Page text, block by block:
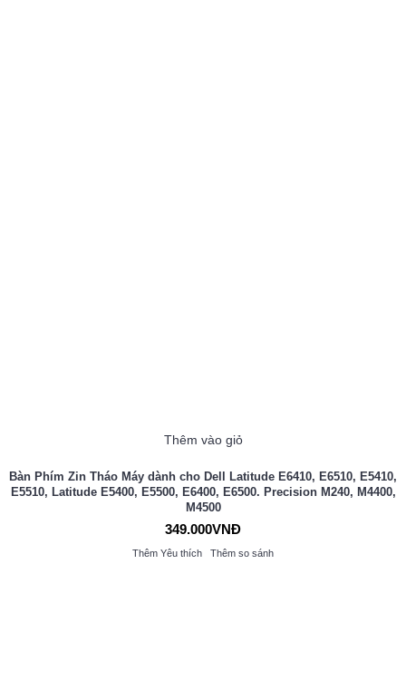
Thêm vào giỏ
Bàn Phím Zin Tháo Máy dành cho Dell Latitude E6410, E6510, E5410,
E5510, Latitude E5400, E5500, E6400, E6500. Precision M240, M4400,
M4500
349.000VNĐ
Thêm Yêu thích Thêm so sánh